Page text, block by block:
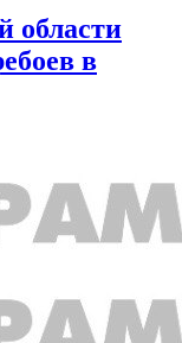
области
в